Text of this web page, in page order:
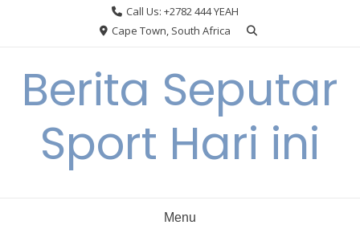
Call Us: +2782 444 YEAH
Cape Town, South Africa
Berita Seputar
Sport Hari ini
Menu